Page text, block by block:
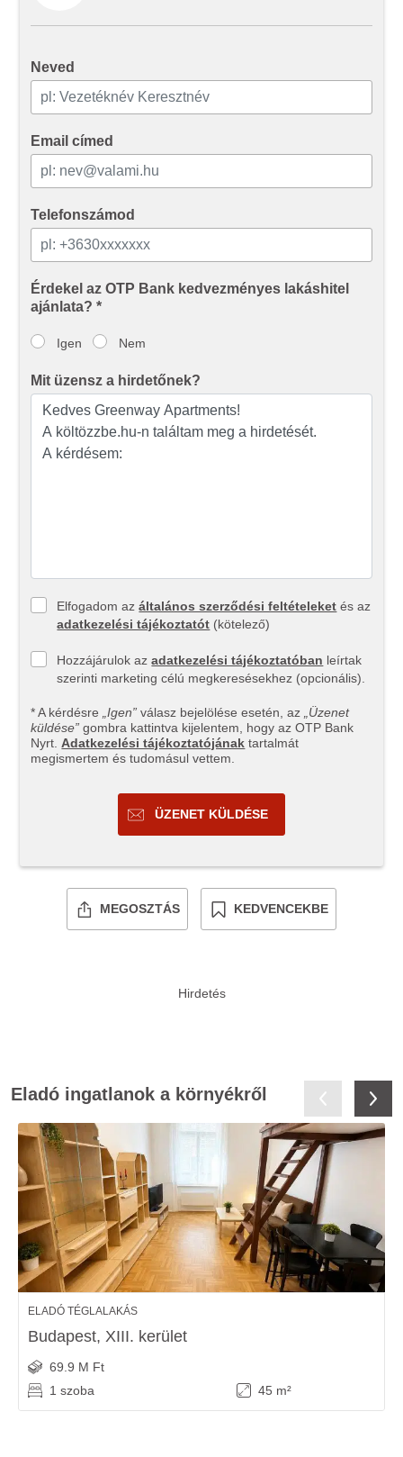
Neved
Email címed
Telefonszámod
Érdekel az OTP Bank kedvezményes lakáshitel
ajánlata? *
Igen Nem
Mit üzensz a hirdetőnek?
Elfogadom azáltalános szerződési feltételeket és az
adatkezelési tájékoztatót (kötelező)
Hozzájárulok azadatkezelési tájékoztatóban leírtak
szerinti marketing célú megkeresésekhez (opcionális).
* A kérdésre „Igen” válasz bejelölése esetén, az
„Üzenet
küldése” gombra kattintva kijelentem, hogy az OTP Bank
Nyrt. Adatkezelési tájékoztatójának tartalmát
megismertem és tudomásul vettem.
ÜZENET KÜLDÉSE
MEGOSZTÁS KEDVENCEKBE
Eladó ingatlanok a környékről
ELADÓ TÉGLALAKÁS
Budapest, XIII. kerület
69.9 M Ft
1 szoba
45 m²